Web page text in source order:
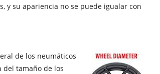
y su apariencia no se puede igualar con
de los neumáticos
del tamaño de los